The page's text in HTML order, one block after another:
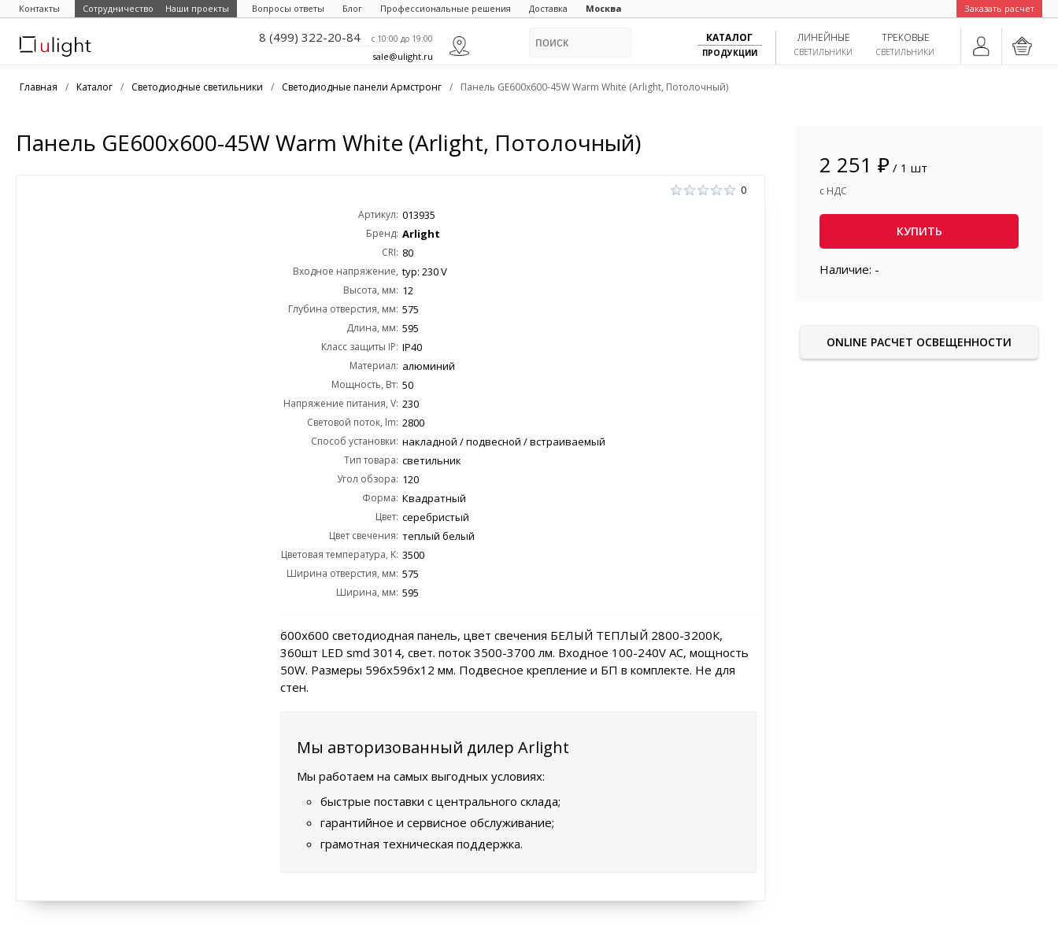
Контакты Сотрудничество Наши проекты Вопросы ответы Блог Профессиональные решения Доставка Москва Заказать расчет
8 (499) 322-20-84 c 10:00 до 19:00
sale@ulight.ru
ТРЕКОВЫЕ
СВЕТИЛЬНИКИ
ЛИНЕЙНЫЕ
СВЕТИЛЬНИКИ
КАТАЛОГ
ПРОДУКЦИИ
Главная / Каталог / Светодиодные светильники / Светодиодные панели Армстронг / Панель GE600x600-45W Warm White (Arlight, Потолочный)
Панель GE600x600-45W Warm White (Arlight, Потолочный)
0
Артикул: 013935
Бренд: Arlight
CRI: 80
Входное напряжение,
AC:
typ: 230 V
Высота, мм: 12
Глубина отверстия, мм: 575
Длина, мм: 595
Класс защиты IP: IP40
Материал: алюминий
Мощность, Вт: 50
Напряжение питания, V: 230
Световой поток, lm: 2800
Способ установки: накладной / подвесной / встраиваемый
Тип товара: светильник
Угол обзора: 120
Форма: Квадратный
Цвет: серебристый
Цвет свечения: теплый белый
Цветовая температура, K: 3500
Ширина отверстия, мм: 575
Ширина, мм: 595
600х600 светодиодная панель, цвет свечения БЕЛЫЙ ТЕПЛЫЙ 2800-3200К,
360шт LED smd 3014, свет. поток 3500-3700 лм. Входное 100-240V AC, мощность
50W. Размеры 596х596х12 мм. Подвесное крепление и БП в комплекте. Не для
стен.
Мы авторизованный дилер Arlight
Мы работаем на самых выгодных условиях:
быстрые поставки с центрального склада;
гарантийное и сервисное обслуживание;
грамотная техническая поддержка.
2 251 ₽ / 1 шт
с НДС
КУПИТЬ
Наличие: -
ONLINE РАСЧЕТ ОСВЕЩЕННОСТИ